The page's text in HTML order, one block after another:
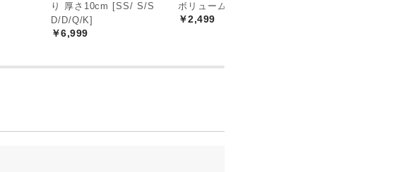
り 厚さ10cm [SS/ S/S
D/D/Q/K]
￥6,999
ボリュームタイプ
￥2,499